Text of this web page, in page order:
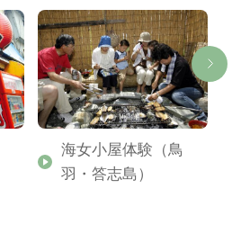
海女小屋体験（鳥
羽・答志島）